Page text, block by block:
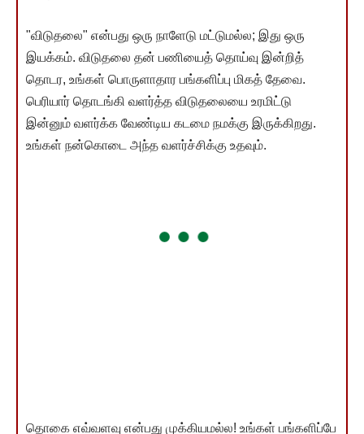
"விடுதலை" என்பது ஒரு நாளேடு மட்டுமல்ல; இது ஒரு
இயக்கம். விடுதலை தன் பணியைத் தொய்வு இன்றித்
தொடர, உங்கள் பொருளாதார பங்களிப்பு மிகத் தேவை.
பெரியார் தொடங்கி வளர்த்த விடுதலையை உரமிட்டு
இன்னும் வளர்க்க வேண்டிய கடமை நமக்கு இருக்கிறது.
உங்கள் நன்கொடை அந்த வளர்ச்சிக்கு உதவும்.
தொகை எவ்வளவு என்பது முக்கியமல்ல! உங்கள் பங்களிப்பே